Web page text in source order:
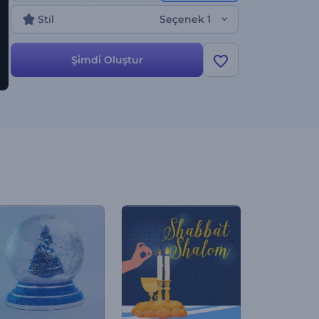
Stil Seçenek 1
Şi̇mdi̇ Oluştur